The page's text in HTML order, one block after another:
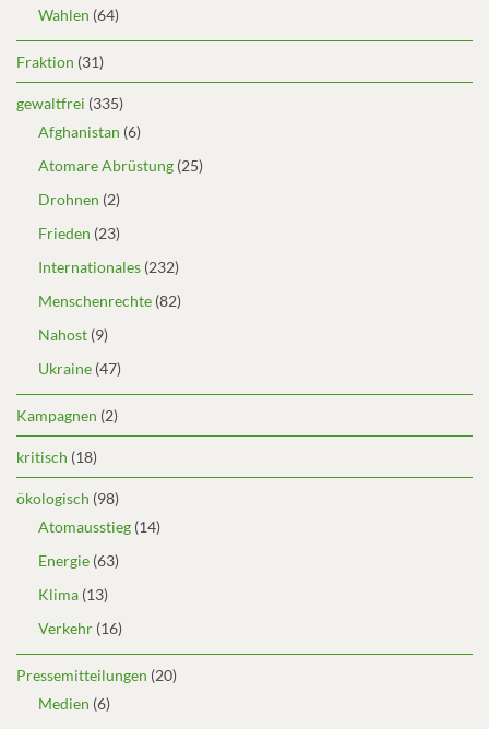
Wahlen (64)
Fraktion (31)
gewaltfrei (335)
Afghanistan (6)
Atomare Abrüstung (25)
Drohnen (2)
Frieden (23)
Internationales (232)
Menschenrechte (82)
Nahost (9)
Ukraine (47)
Kampagnen (2)
kritisch (18)
ökologisch (98)
Atomausstieg (14)
Energie (63)
Klima (13)
Verkehr (16)
Pressemitteilungen (20)
Medien (6)